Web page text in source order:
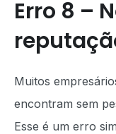
Erro 8 –
Muitos
encontram sem
Esse é um erro